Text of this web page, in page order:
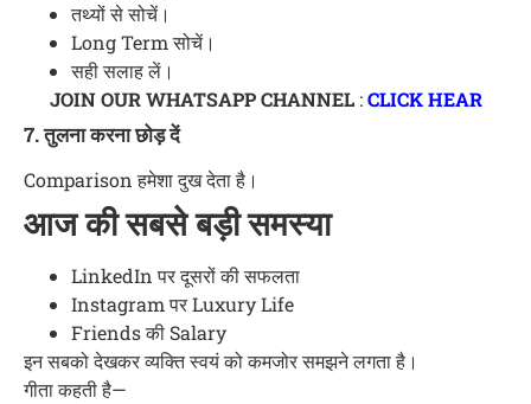
तथ्यों से सोचें।
Long Term सोचें।
सही सलाह लें।
JOIN OUR WHATSAPP CHANNEL:CLICK HEAR
7. तुलना करना छोड़ दें
Comparison हमेशा दुख देता है।
आज की सबसे बड़ी समस्या
LinkedIn पर दूसरों की सफलता
Instagram पर Luxury Life
Friends की Salary
इन सबको देखकर व्यक्ति स्वयं को कमजोर समझने लगता है।
गीता कहती है—